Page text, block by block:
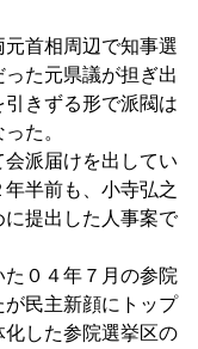
首相周辺で知事選
た元県議が担ぎ出
きずる形で派閥は
た。
派届けを出してい
半前も、小寺弘之
提出した人事案で
０４年７月の参院
民主新顔にトップ
した参院選挙区の